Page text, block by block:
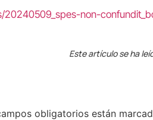
non-
Este artículo se ha
obligatorios están